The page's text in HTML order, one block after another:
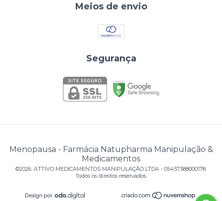
Meios de envio
Segurança
Menopausa - Farmácia Natupharma Manipulação &
Medicamentos
©2026. ATTIVO MEDICAMENTOS MANIPULAÇÃO LTDA - 05457388000178.
Todos os direitos reservados.